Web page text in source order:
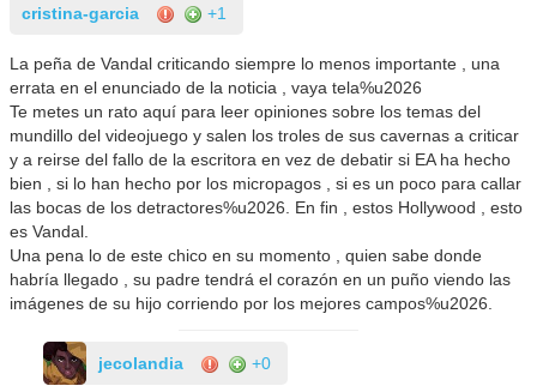
cristina-garcia +1
La peña de Vandal criticando siempre lo menos importante , una
errata en el enunciado de la noticia , vaya tela%u2026
Te metes un rato aquí para leer opiniones sobre los temas del
mundillo del videojuego y salen los troles de sus cavernas a criticar
y a reirse del fallo de la escritora en vez de debatir si EA ha hecho
bien , si lo han hecho por los micropagos , si es un poco para callar
las bocas de los detractores%u2026. En fin , estos Hollywood , esto
es Vandal.
Una pena lo de este chico en su momento , quien sabe donde
habría llegado , su padre tendrá el corazón en un puño viendo las
imágenes de su hijo corriendo por los mejores campos%u2026.
jecolandia +0